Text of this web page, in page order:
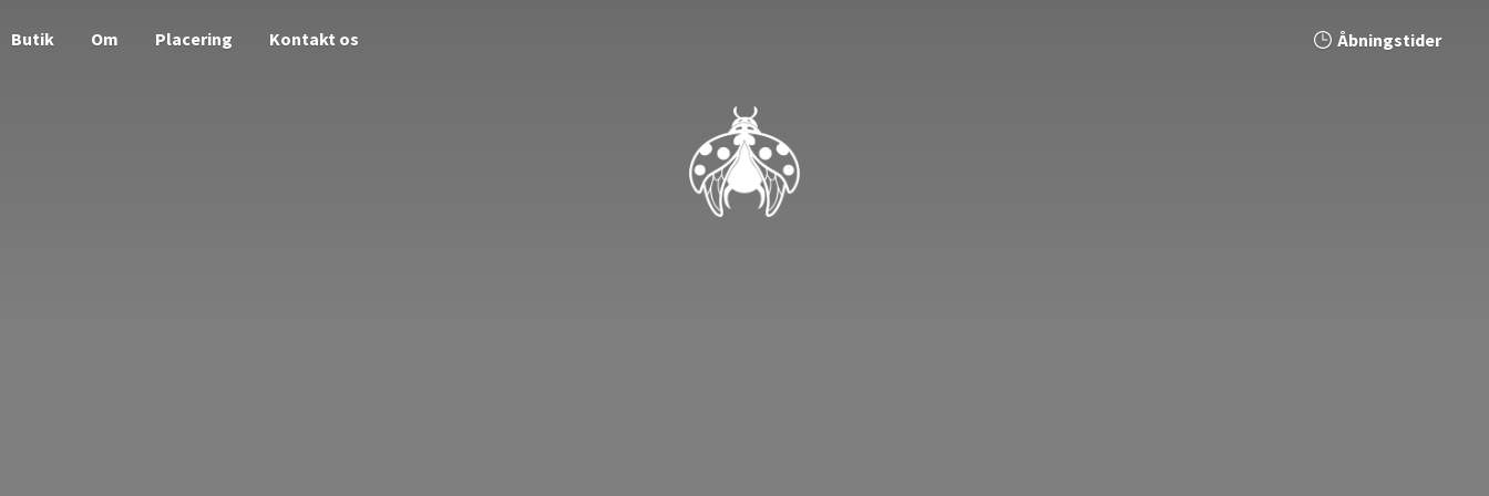
Butik Om Placering Kontakt os Åbningstider